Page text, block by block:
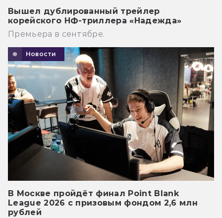
Вышел дублированный трейлер
корейского НФ-триллера «Надежда»
Премьера в сентябре.
Новости
В Москве пройдёт финал Point Blank
League 2026 с призовым фондом 2,6 млн
рублей